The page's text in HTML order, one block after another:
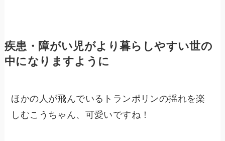
疾患・障がい児がより暮らしやすい世の
中になりますように
ほかの人が飛んでいるトランポリンの揺れを楽
しむこうちゃん、可愛いですね！